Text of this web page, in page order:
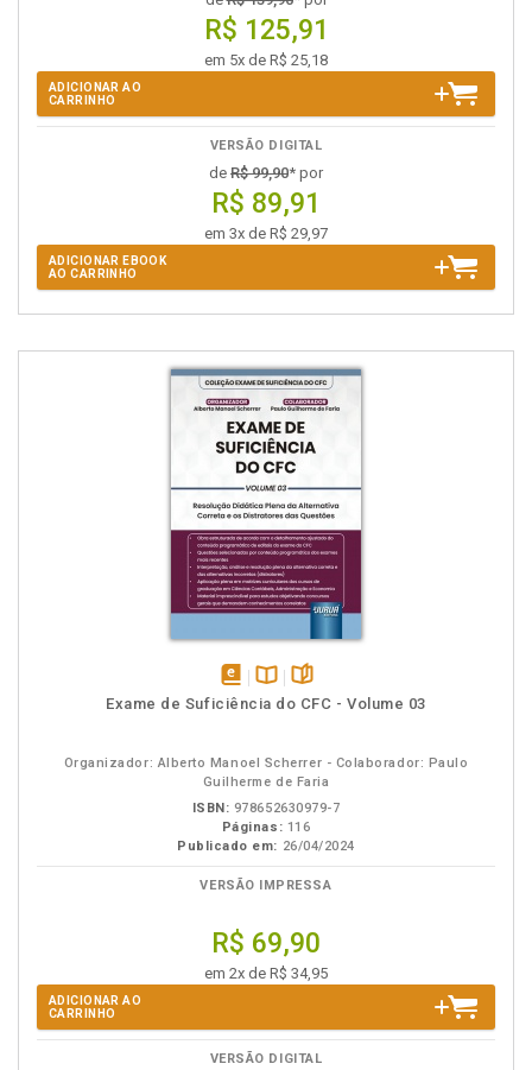
R$ 125,91
em 5x de R$ 25,18
ADICIONAR AO
CARRINHO
VERSÃO DIGITAL
de R$ 99,90* por
R$ 89,91
em 3x de R$ 29,97
ADICIONAR EBOOK
AO CARRINHO
disponívelDisponível
páginas
Exame de Suficiência do CFC - Volume 03
Organizador: Alberto Manoel Scherrer - Colaborador: Paulo
Guilherme de Faria
ISBN: 978652630979-7
Páginas: 116
Publicado em: 26/04/2024
VERSÃO IMPRESSA
R$ 69,90
em 2x de R$ 34,95
ADICIONAR AO
CARRINHO
VERSÃO DIGITAL